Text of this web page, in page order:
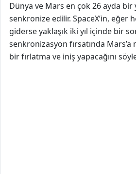
Dünya ve Mars en çok 26 ayda
senkronize edilir. SpaceX’in, eğer
giderse yaklaşık iki yıl içinde bir
senkronizasyon fırsatında Mars’a
bir fırlatma ve iniş yapacağını